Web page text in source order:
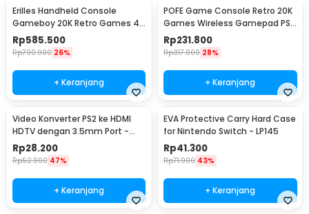
Erilles Handheld Console
Gameboy 20K Retro Games 4
Inch 8GB RAM - R36 Ultra
Rp585.500
Rp790.900 26%
+ Keranjang
POFE Game Console Retro 20K
Games Wireless Gamepad PS
Gameboy 4K 16GB - M15 Plus
Rp231.800
Rp317.900 28%
+ Keranjang
Video Konverter PS2 ke HDMI
HDTV dengan 3.5mm Port -
G300
Rp28.200
Rp52.900 47%
+ Keranjang
EVA Protective Carry Hard Case
for Nintendo Switch - LP145
Rp41.300
Rp71.900 43%
+ Keranjang